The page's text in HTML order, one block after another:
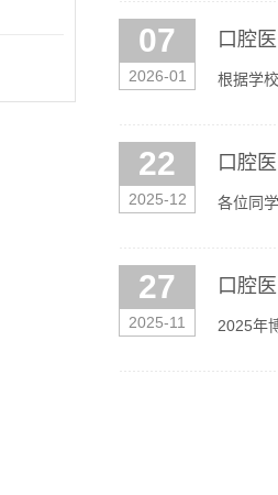
07
2026-01
口腔
根据学
22
2025-12
口腔
各位同
27
2025-11
口腔
2025年